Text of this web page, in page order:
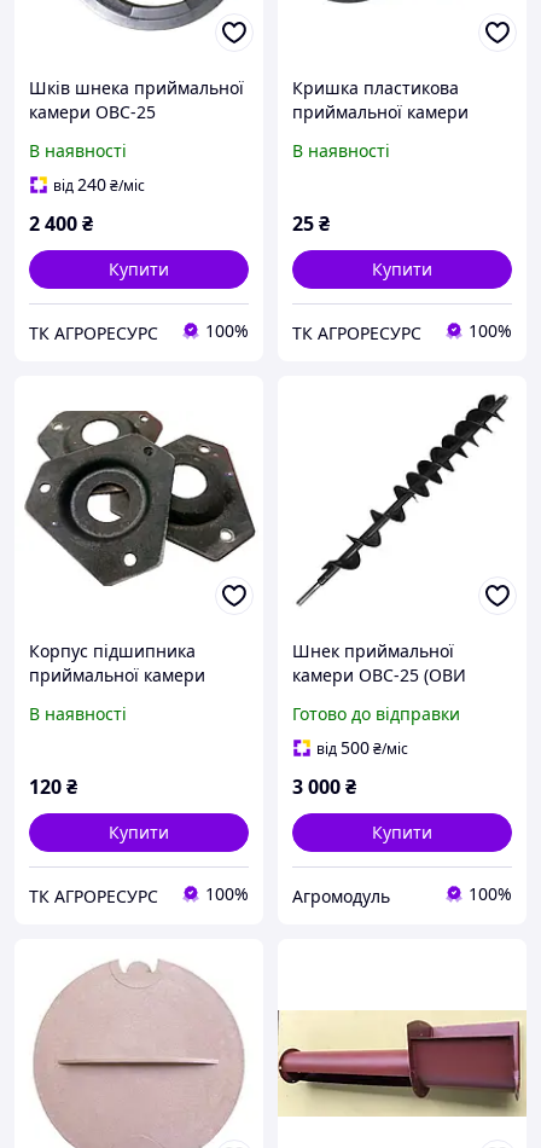
Шків шнека приймальної
камери ОВС-25
В наявності
від240₴/міс
2 400₴
Купити
ТК АГРОРЕСУРС 100%
Кришка пластикова
приймальної камери
В наявності
25₴
Купити
ТК АГРОРЕСУРС 100%
Корпус підшипника
приймальної камери
В наявності
120₴
Купити
ТК АГРОРЕСУРС 100%
Шнек приймальної
камери ОВС-25 (ОВИ
Готово до відправки
від500₴/міс
3 000₴
Купити
Агромодуль 100%